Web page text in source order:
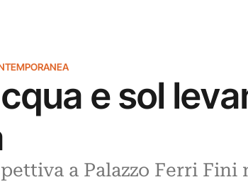
e sol
a Palazzo Ferri Fini